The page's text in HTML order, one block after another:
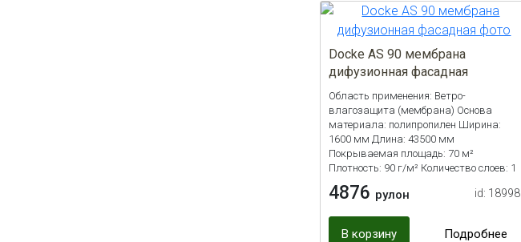
Docke AS 90 мембрана
дифузионная фасадная
Область применения: Ветро-
влагозащита (мембрана) Основа
материала: полипропилен Ширина:
1600 мм Длина: 43500 мм
Покрываемая площадь: 70 м²
Плотность: 90 г/м² Количество слоев: 1
4876 рулон id: 18998
В корзину Подробнее